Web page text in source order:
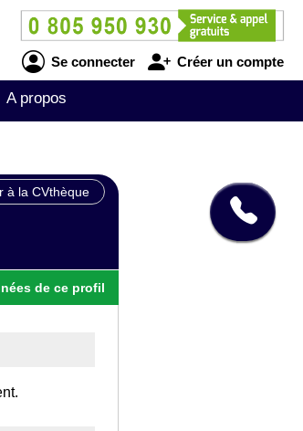
Se connecter Créer un compte
A propos
à la CVthèque
de ce profil